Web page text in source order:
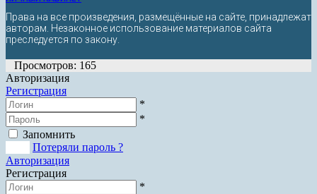
Права на все произведения, размещённые на сайте, принадлежат
авторам. Незаконное использование материалов сайта
преследуется по закону.
Просмотров: 165
Авторизация
Регистрация
*
*
Запомнить
Потеряли пароль ?
Авторизация
Регистрация
*